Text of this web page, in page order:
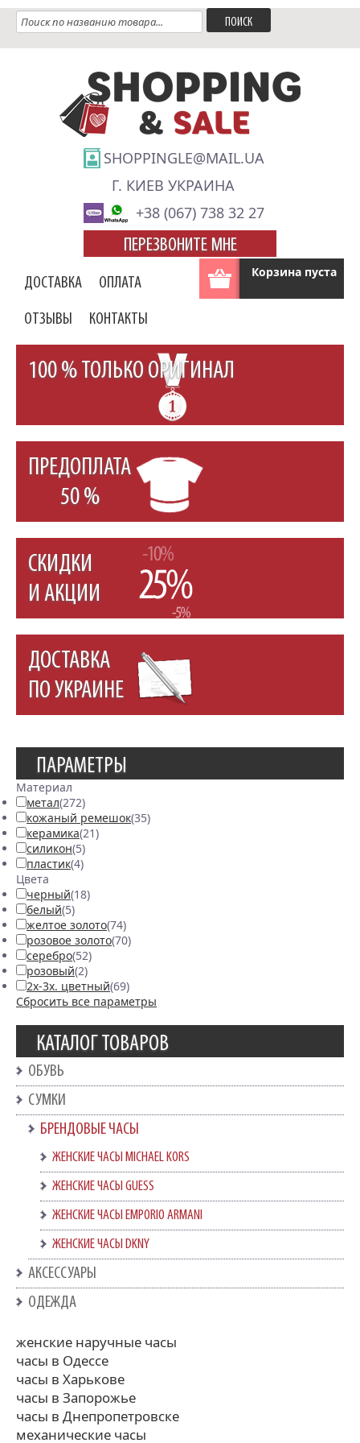
SHOPPINGLE@MAIL.UA
Г. КИЕВ УКРАИНА
+38 (067) 738 32 27
ПЕРЕЗВОНИТЕ МНЕ
Корзина пуста
ДОСТАВКА ОПЛАТА
ОТЗЫВЫ КОНТАКТЫ
100 % ТОЛЬКО ОРИГИНАЛ
ПРЕДОПЛАТА
50 %
СКИДКИ
И АКЦИИ
ДОСТАВКА
ПО УКРАИНЕ
ПАРАМЕТРЫ
Материал
метал(272)
кожаный ремешок(35)
керамика(21)
силикон(5)
пластик(4)
Цвета
черный(18)
белый(5)
желтое золото(74)
розовое золото(70)
серебро(52)
розовый(2)
2х-3х. цветный(69)
Сбросить все параметры
КАТАЛОГ ТОВАРОВ
ОБУВЬ
СУМКИ
БРЕНДОВЫЕ ЧАСЫ
ЖЕНСКИЕ ЧАСЫ MICHAEL KORS
ЖЕНСКИЕ ЧАСЫ GUESS
ЖЕНСКИЕ ЧАСЫ EMPORIO ARMANI
ЖЕНСКИЕ ЧАСЫ DKNY
АКСЕССУАРЫ
ОДЕЖДА
женские наручные часы
часы в Одессе
часы в Харькове
часы в Запорожье
часы в Днепропетровске
механические часы